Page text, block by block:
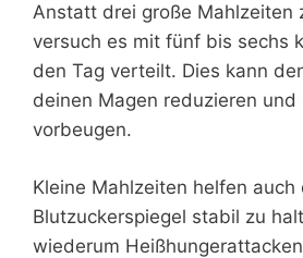
Anstatt drei große Mahlzeiten
versuch es mit fünf bis sechs
den Tag verteilt. Dies kann
deinen Magen reduzieren und
vorbeugen.
Kleine Mahlzeiten helfen auch
Blutzuckerspiegel stabil zu
wiederum